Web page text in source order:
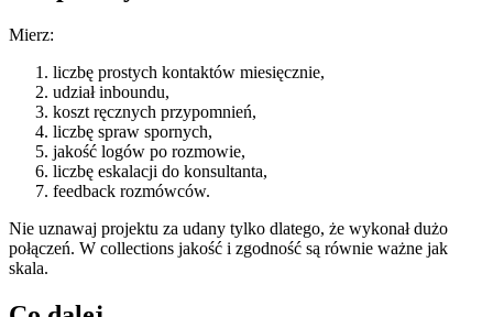
Mierz:
liczbę prostych kontaktów miesięcznie,
udział inboundu,
koszt ręcznych przypomnień,
liczbę spraw spornych,
jakość logów po rozmowie,
liczbę eskalacji do konsultanta,
feedback rozmówców.
Nie uznawaj projektu za udany tylko dlatego, że wykonał dużo
połączeń. W collections jakość i zgodność są równie ważne jak
skala.